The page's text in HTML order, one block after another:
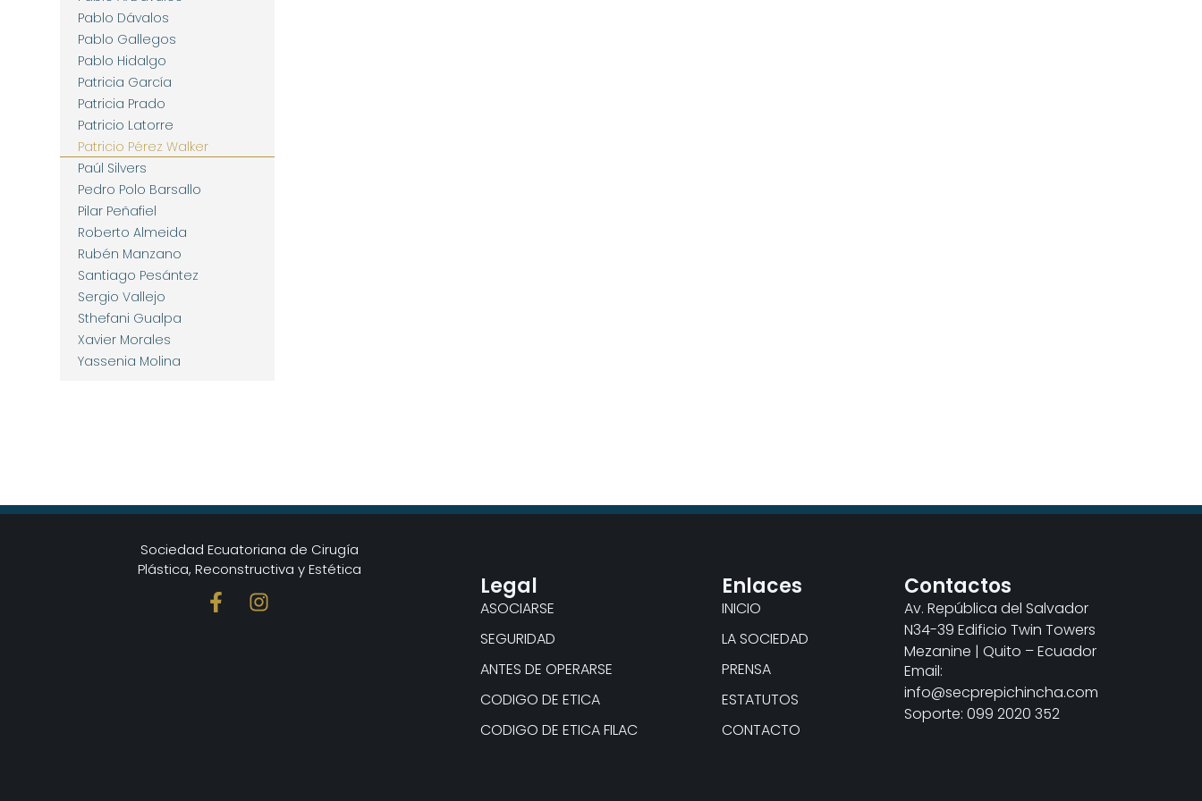
Pablo Dávalos
Pablo Gallegos
Pablo Hidalgo
Patricia García
Patricia Prado
Patricio Latorre
Patricio Pérez Walker
Paúl Silvers
Pedro Polo Barsallo
Pilar Peñafiel
Roberto Almeida
Rubén Manzano
Santiago Pesántez
Sergio Vallejo
Sthefani Gualpa
Xavier Morales
Yassenia Molina
Sociedad Ecuatoriana de Cirugía
Plástica, Reconstructiva y Estética
Legal
ASOCIARSE
SEGURIDAD
ANTES DE OPERARSE
CODIGO DE ETICA
CODIGO DE ETICA FILAC
Enlaces
INICIO
LA SOCIEDAD
PRENSA
ESTATUTOS
CONTACTO
Contactos
Av. República del Salvador
N34-39 Edificio Twin Towers
Mezanine | Quito – Ecuador
Email:
info@secprepichincha.com
Soporte: 099 2020 352